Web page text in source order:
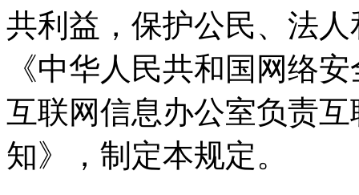
共利益，保护公民、法
《中华人民共和国网络
互联网信息办公室负责
知》，制定本规定。